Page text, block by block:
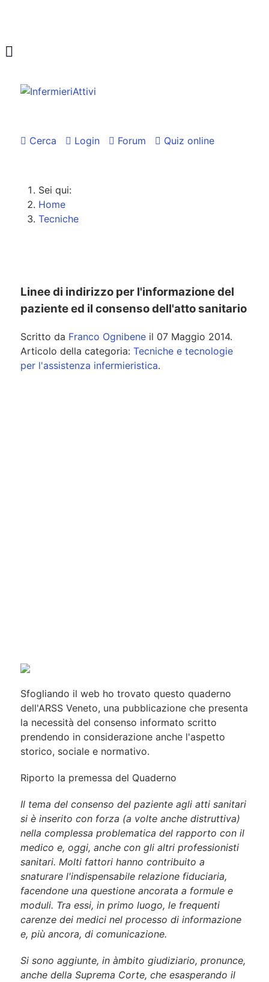
Cerca Login Forum Quiz online
Sei qui:
Home
Tecniche
Linee di indirizzo per l'informazione del
paziente ed il consenso dell'atto sanitario
Scritto da Franco Ognibene il 07 Maggio 2014.
Articolo della categoria: Tecniche e tecnologie
per l'assistenza infermieristica.
Sfogliando il web ho trovato questo quaderno
dell'ARSS Veneto, una pubblicazione che presenta
la necessità del consenso informato scritto
prendendo in considerazione anche l'aspetto
storico, sociale e normativo.
Riporto la premessa del Quaderno
Il tema del consenso del paziente agli atti sanitari
si è inserito con forza (a volte anche distruttiva)
nella complessa problematica del rapporto con il
medico e, oggi, anche con gli altri professionisti
sanitari. Molti fattori hanno contribuito a
snaturare l'indispensabile relazione fiduciaria,
facendone una questione ancorata a formule e
moduli. Tra essi, in primo luogo, le frequenti
carenze dei medici nel processo di informazione
e, più ancora, di comunicazione.
Si sono aggiunte, in àmbito giudiziario, pronunce,
anche della Suprema Corte, che esasperando il